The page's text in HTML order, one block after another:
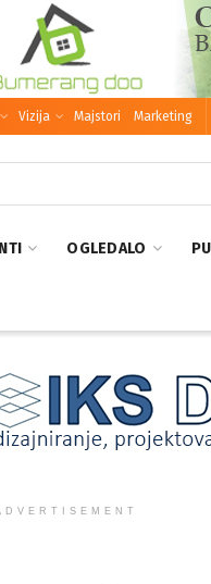
Vizija Majstori Marketing
OGLEDALO